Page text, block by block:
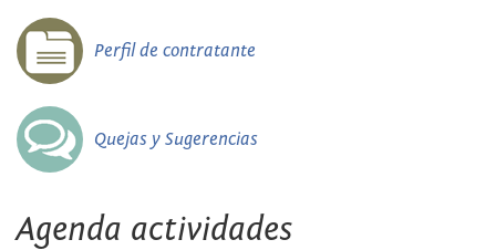
Perfil de contratante
Quejas y Sugerencias
Agenda actividades